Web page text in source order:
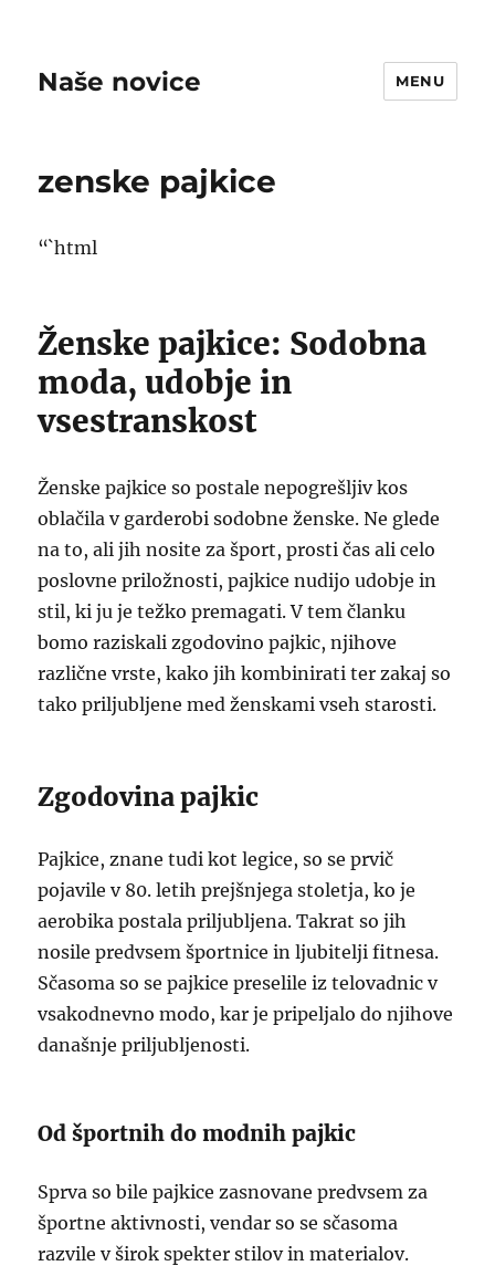
Naše novice MENU
zenske pajkice
“`html
Ženske pajkice: Sodobna
moda, udobje in
vsestranskost
Ženske pajkice so postale nepogrešljiv kos
oblačila v garderobi sodobne ženske. Ne glede
na to, ali jih nosite za šport, prosti čas ali celo
poslovne priložnosti, pajkice nudijo udobje in
stil, ki ju je težko premagati. V tem članku
bomo raziskali zgodovino pajkic, njihove
različne vrste, kako jih kombinirati ter zakaj so
tako priljubljene med ženskami vseh starosti.
Zgodovina pajkic
Pajkice, znane tudi kot legice, so se prvič
pojavile v 80. letih prejšnjega stoletja, ko je
aerobika postala priljubljena. Takrat so jih
nosile predvsem športnice in ljubitelji fitnesa.
Sčasoma so se pajkice preselile iz telovadnic v
vsakodnevno modo, kar je pripeljalo do njihove
današnje priljubljenosti.
Od športnih do modnih pajkic
Sprva so bile pajkice zasnovane predvsem za
športne aktivnosti, vendar so se sčasoma
razvile v širok spekter stilov in materialov.